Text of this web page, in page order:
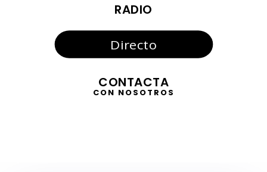
RADIO
Directo
CONTACTA
CON NOSOTROS